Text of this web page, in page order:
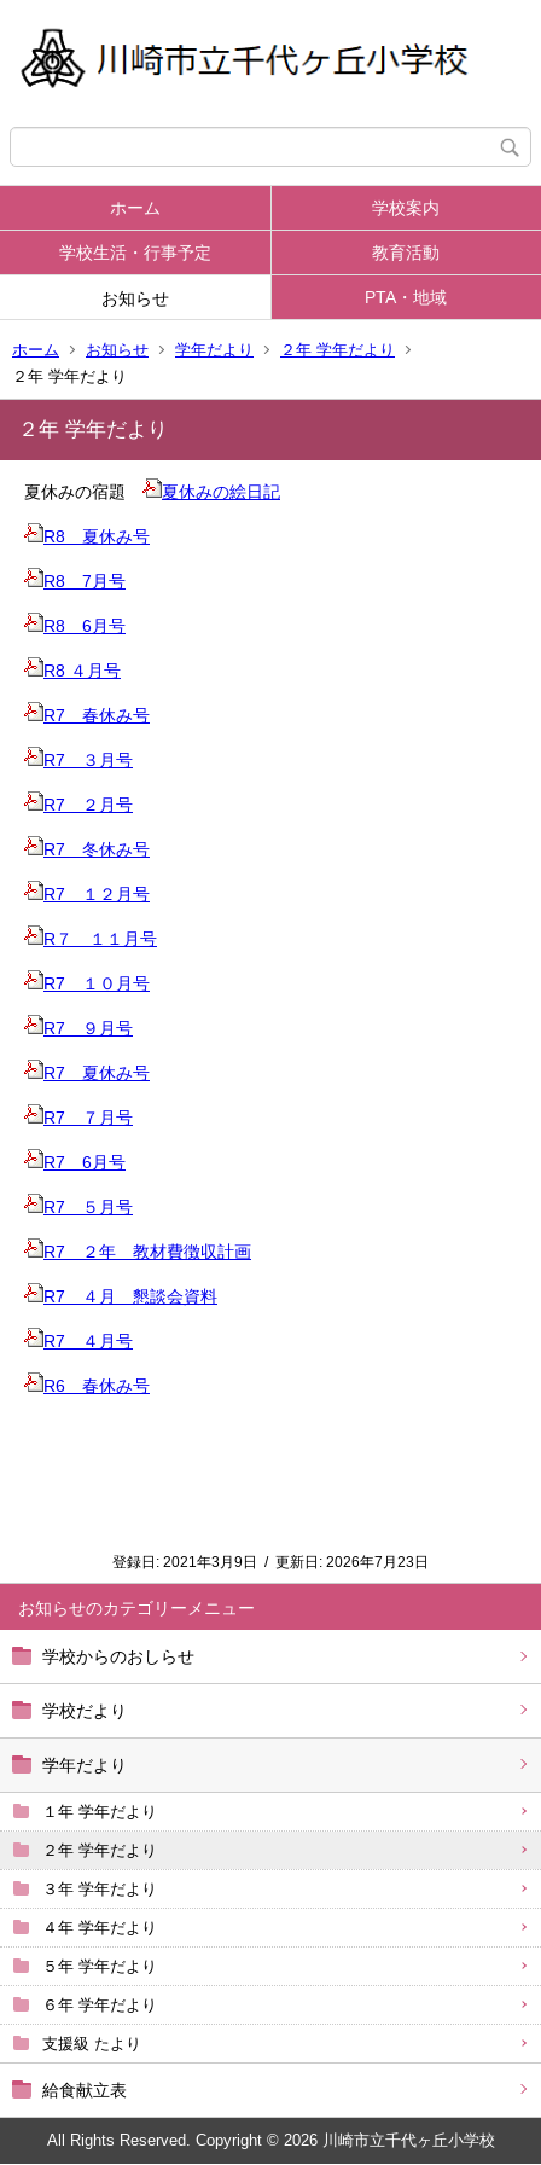
ホーム 学校案内
学校生活・行事予定 教育活動
お知らせ PTA・地域
ホーム お知らせ 学年だより
２年 学年だより
２年 学年だより
お知らせ
学校からのおしらせ
学校だより
学年だより
１年 学年だより
２年 学年だより
３年 学年だより
４年 学年だより
５年 学年だより
６年 学年だより
支援級 たより
給食献立表
２年 学年だより
夏休みの宿題 夏休みの絵日記
R8 夏休み号
R8 7月号
R8 6月号
R8 ４月号
R7 春休み号
R7 ３月号
R7 ２月号
R7 冬休み号
R7 １２月号
R７ １１月号
R7 １０月号
R7 ９月号
R7 夏休み号
R7 ７月号
R7 6月号
R7 ５月号
R7 ２年 教材費徴収計画
R7 ４月 懇談会資料
R7 ４月号
R6 春休み号
登録日: 2021年3月9日 / 更新日: 2026年7月23日
All Rights Reserved. Copyright © 2026 川崎市立千代ヶ丘小学校